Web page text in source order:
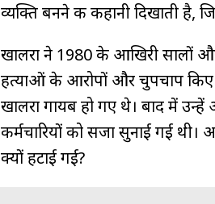
व्यक्ति बनने की कहानी दिखाती है,
खालरा ने 1980 के आखिरी सालों
हत्याओं के आरोपों और चुपचाप किए
खालरा गायब हो गए थे। बाद में
कर्मचारियों को सजा सुनाई गई
क्यों हटाई गई?